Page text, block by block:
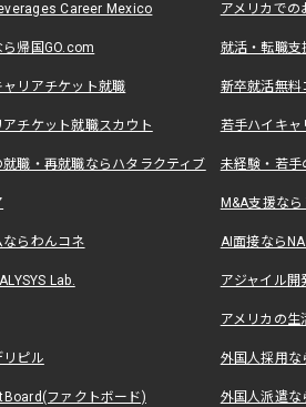
Career Mexico アメリカで
帰国GO.com 就活・転職
リアチケット就職 新卒就活無料
チケット就職スカウト 若手ハイキ
職・再就職ならハタラクティブ 未経験・若手
M&A支援な
らわんコネ AI面接なら
Lab. アジャイル
アメリカの
ピル 外国人採用
ファクトボード) 外国人派遣な